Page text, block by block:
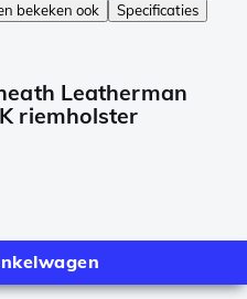
bekeken ook
Specificaties
Leatherman
riemholster